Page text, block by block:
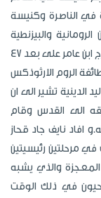
الناصرة وكنيسة
والبيزنطية
وتتميز باشرافها على واد برقين الذي ينتهي في مرج ابن عامر على بعد 47
الروم الارثوذكس
الدينية تشير الى ان
الى القدس وقام
افاد نايف جاد قحاز
مرحلتين رئيسيتين
والذي يشبه
في ذلك الوقت